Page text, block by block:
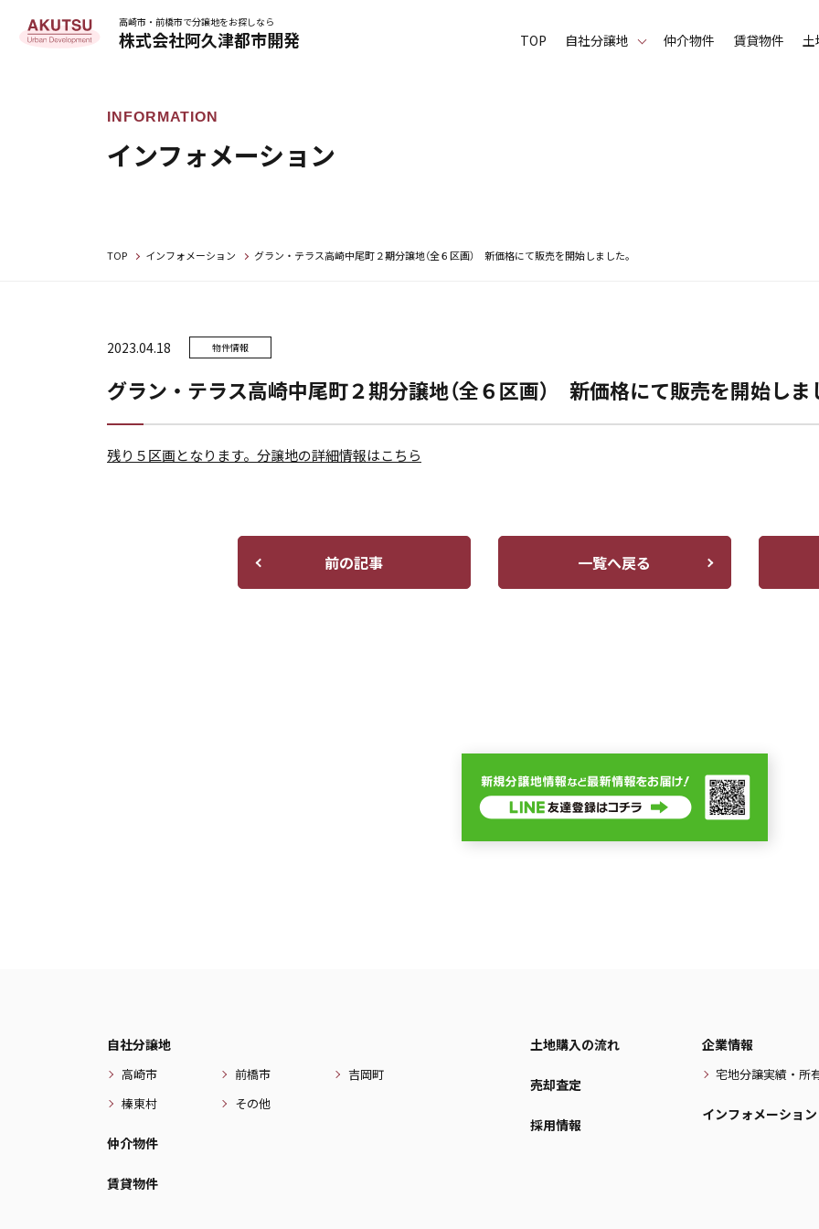
高崎市・前橋市で分譲地をお探しなら
株式会社阿久津都市開発 TOP ⾃社分譲地 仲介物件 賃貸物件 土
インフォメーション
TOP インフォメーション グラン・テラス高崎中尾町２期分譲地（全６区画） 新価格にて販売を開始しました。
2023.04.18 物件情報
グラン・テラス高崎中尾町２期分譲地（全６区画） 新価格にて販売を開始しま
残り５区画となります。分譲地の詳細情報はこちら
前の記事 一覧へ戻る
自社分譲地
高崎市 前橋市
吉岡町
榛東村
その他
仲介物件
賃貸物件
土地購入の流れ
売却査定
採用情報
企業情報
宅地分譲実績・所
インフォメーション